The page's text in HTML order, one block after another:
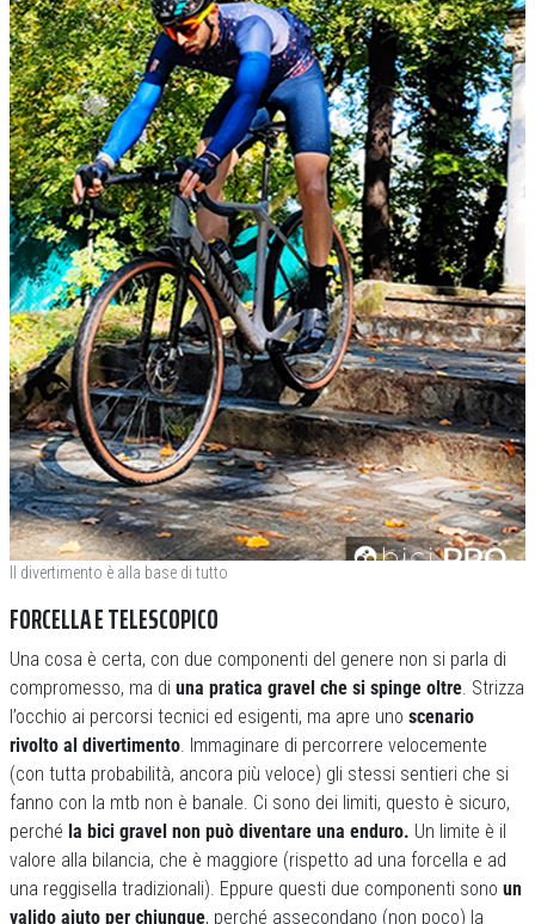
Il divertimento è alla base di tutto
FORCELLA E TELESCOPICO
Una cosa è certa, con due componenti del genere non si parla di
compromesso, ma di una pratica gravel che si spinge oltre. Strizza
l’occhio ai percorsi tecnici ed esigenti, ma apre uno scenario
rivolto al divertimento. Immaginare di percorrere velocemente
(con tutta probabilità, ancora più veloce) gli stessi sentieri che si
fanno con la mtb non è banale. Ci sono dei limiti, questo è sicuro,
perché la bici gravel non può diventare una enduro. Un limite è il
valore alla bilancia, che è maggiore (rispetto ad una forcella e ad
una reggisella tradizionali). Eppure questi due componenti sono un
valido aiuto per chiunque, perché assecondano (non poco) la